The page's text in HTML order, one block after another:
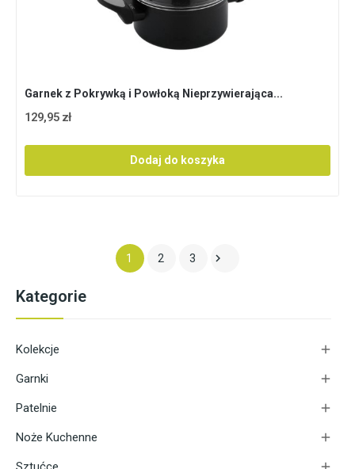
Kategorie
Kolekcje 
Garnki 
Patelnie 
Noże Kuchenne 
Garnek z Pokrywką i Powłoką Nieprzywierająca...
129,95 zł
Dodaj do koszyka
1 2 3 